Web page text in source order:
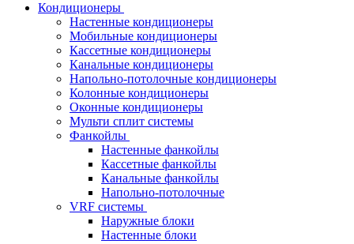
Кондиционеры
Настенные кондиционеры
Мобильные кондиционеры
Кассетные кондиционеры
Канальные кондиционеры
Напольно-потолочные кондиционеры
Колонные кондиционеры
Оконные кондиционеры
Мульти сплит системы
Фанкойлы
Настенные фанкойлы
Кассетные фанкойлы
Канальные фанкойлы
Напольно-потолочные
VRF системы
Наружные блоки
Настенные блоки